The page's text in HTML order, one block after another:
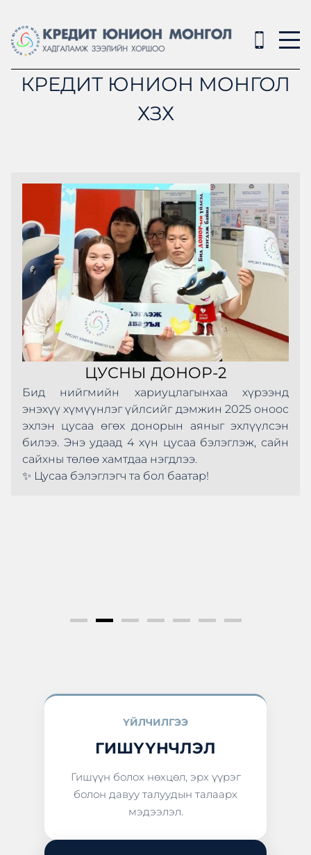
КРЕДИТ ЮНИОН МОНГОЛ
ХЗХ
ЦУСНЫ ДОНОР-2
Бид нийгмийн хариуцлагынхаа хүрээнд
энэхүү хүмүүнлэг үйлсийг дэмжин 2025 оноос
эхлэн цусаа өгөх донорын аяныг эхлүүлсэн
билээ. Энэ удаад 4 хүн цусаа бэлэглэж, сайн
сайхны төлөө хамтдаа нэгдлээ.
✨ Цусаа бэлэглэгч та бол баатар!
ҮЙЛЧИЛГЭЭ
ГИШҮҮНЧЛЭЛ
Гишүүн болох нөхцөл, эрх үүрэг
болон давуу талуудын талаарх
мэдээлэл.